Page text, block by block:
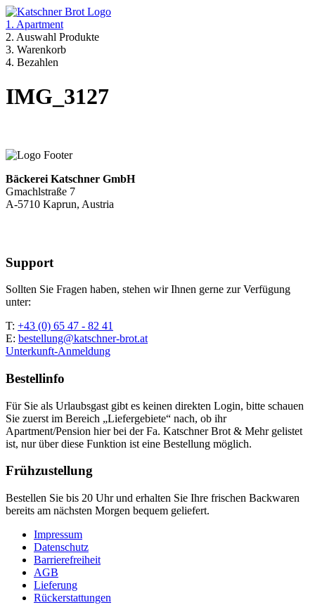
1. Apartment
2. Auswahl Produkte
3. Warenkorb
4. Bezahlen
IMG_3127
Bäckerei Katschner GmbH
Gmachlstraße 7
A-5710 Kaprun, Austria
Support
Sollten Sie Fragen haben, stehen wir Ihnen gerne zur Verfügung
unter:
T: +43 (0) 65 47 - 82 41
E: bestellung@katschner-brot.at
Unterkunft-Anmeldung
Bestellinfo
Für Sie als Urlaubsgast gibt es keinen direkten Login, bitte schauen
Sie zuerst im Bereich „Liefergebiete“ nach, ob ihr
Apartment/Pension hier bei der Fa. Katschner Brot & Mehr gelistet
ist, nur über diese Funktion ist eine Bestellung möglich.
Frühzustellung
Bestellen Sie bis 20 Uhr und erhalten Sie Ihre frischen Backwaren
bereits am nächsten Morgen bequem geliefert.
Impressum
Datenschutz
Barrierefreiheit
AGB
Lieferung
Rückerstattungen